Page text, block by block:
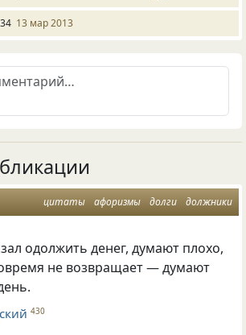
13 мар 2013
цитаты афоризмы долги должники
одолжить денег, думают плохо,
не возвращает — думают
430